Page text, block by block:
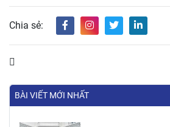
Chia sẻ:
BÀI VIẾT MỚI NHẤT